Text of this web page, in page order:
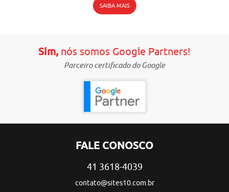
SAIBA MAIS
Sim,nós somos Google Partners!
Parceiro certificado do Google
FALE CONOSCO
41 3618-4039
contato@sites10.com.br